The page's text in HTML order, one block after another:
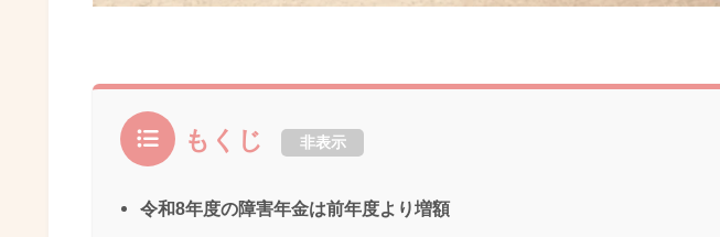
もくじ 非表示
令和8年度の障害年金は前年度より増額